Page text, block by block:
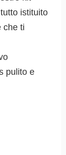
istituito
che ti
pulito e